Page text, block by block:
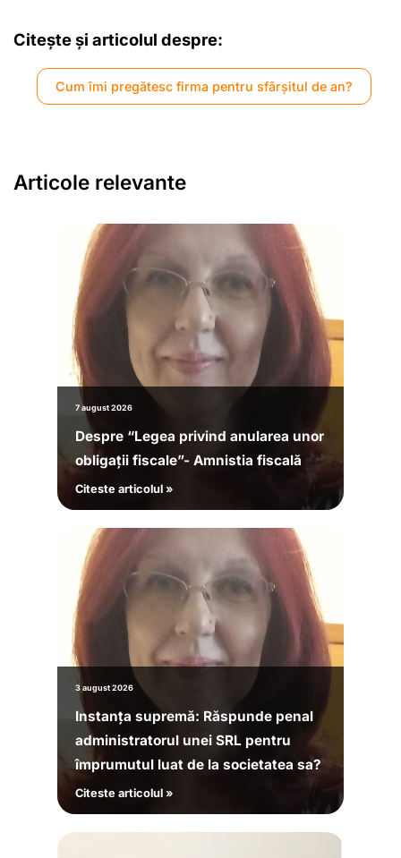
Citește și articolul despre:
Cum îmi pregătesc firma pentru sfârșitul de an?
Articole relevante
7 august 2026
Despre “Legea privind anularea unor
obligații fiscale”- Amnistia fiscală
Citeste articolul »
3 august 2026
Instanța supremă: Răspunde penal
administratorul unei SRL pentru
împrumutul luat de la societatea sa?
Citeste articolul »